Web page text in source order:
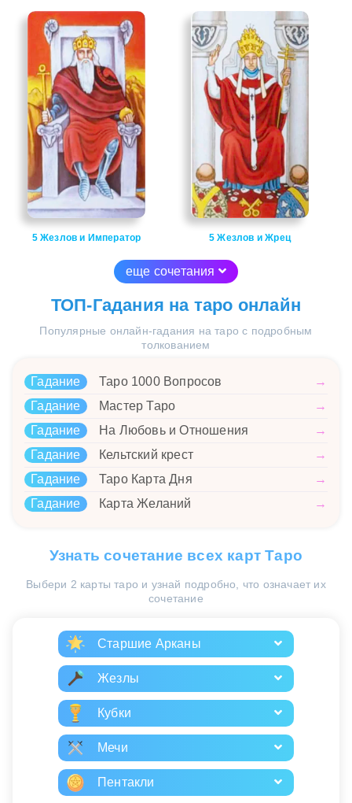
5 Жезлов и Император 5 Жезлов и Жрец
еще сочетания
ТОП-Гадания на таро онлайн
Популярные онлайн-гадания на таро с подробным
толкованием
Гадание Таро 1000 Вопросов
→
Гадание
Мастер Таро
→
Гадание
На Любовь и Отношения
→
Гадание
Кельтский крест
→
Гадание
Таро Карта Дня
→
Гадание
Карта Желаний →
Узнать сочетание всех карт Таро
Выбери 2 карты таро и узнай подробно, что означает их
сочетание
Старшие Арканы
Жезлы
Кубки
Мечи
Пентакли